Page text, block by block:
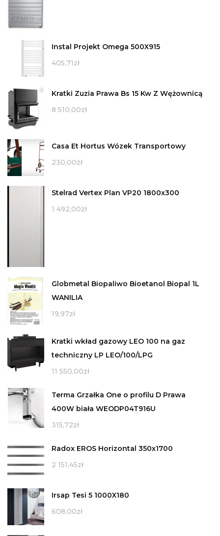
Instal Projekt Omega 500X915
405,71zł
Kratki Zuzia Prawa Bs 15 Kw Z Wężownicą
8 510,00zł
Casa Et Hortus Wózek Transportowy
230,00zł
Stelrad Vertex Plan VP20 1800x300
1 492,00zł
Globmetal Biopaliwo Bioetanol Biopal 1L
WANILIA
19,97zł
Kratki wkład gazowy LEO 100 na gaz
techniczny LP LEO/100/LPG
11 550,00zł
Terma Grzałka One o profilu D Prawa
400W biała WEODP04T916U
315,72zł
Radox EROS Horizontal 350x1700
2 151,45zł
Irsap Tesi 5 1000X180
608,00zł